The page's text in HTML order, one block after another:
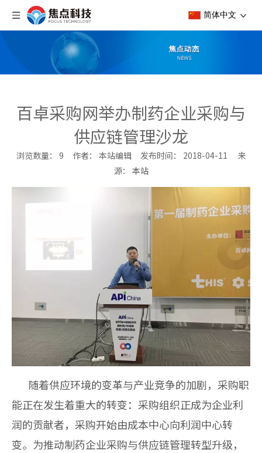
简体中文
百卓采购网举办制药企业采购与
供应链管理沙龙
浏览数量： 9 作者： 本站编辑 发布时间： 2018-04-11 来
源： 本站
["wechat","weibo","qzone","douban","email"]
随着供应环境的变革与产业竞争的加剧，采购职
能正在发生着重大的转变：采购组织正成为企业利
润的贡献者，采购开始由成本中心向利润中心转
变。为推动制药企业采购与供应链管理转型升级，